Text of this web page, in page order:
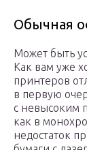
Обычная
Может быть
Как вам уже
принтеров
в первую
с невысоким
как в
недостаток